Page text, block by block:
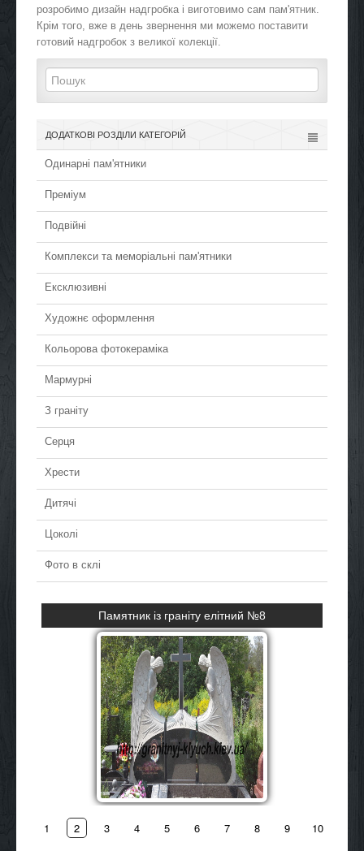
розробимо дизайн надгробка і виготовимо сам пам'ятник.
Крім того, вже в день звернення ми можемо поставити
готовий надгробок з великої колекції.
ДОДАТКОВІ РОЗДІЛИ КАТЕГОРІЙ
Одинарні пам'ятники
Преміум
Подвійні
Комплекси та меморіальні пам'ятники
Ексклюзивні
Художнє оформлення
Кольорова фотокераміка
Мармурні
З граніту
Серця
Хрести
Дитячі
Цоколі
Фото в склі
Памятник із граніту елітний №8
1 2 3 4 5 6 7 8 9 10